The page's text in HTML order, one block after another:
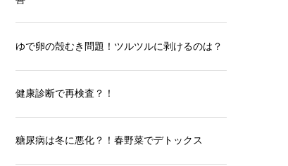
ゆで卵の殻むき問題！ツルツルに剥けるのは？
健康診断で再検査？！
糖尿病は冬に悪化？！春野菜でデトックス